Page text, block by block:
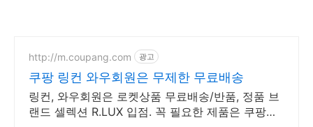
http://m.coupang.com 광고
쿠팡 링컨 와우회원은 무제한 무료배송
링컨, 와우회원은 로켓상품 무료배송/반품, 정품 브
랜드 셀렉션 R.LUX 입점. 꼭 필요한 제품은 쿠팡에